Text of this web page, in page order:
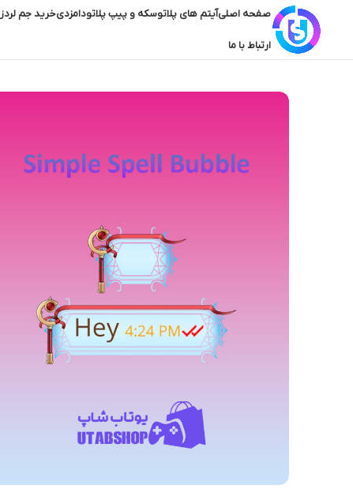
صفحه اصلیآیتم های پلاتوسکه و پیپ پلاتودامزدیخرید جم
ارتباط با ما